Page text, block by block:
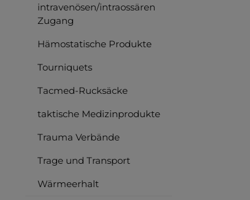
intravenösen/intraossären
Zugang
Hämostatische Produkte
Tourniquets
Tacmed-Rucksäcke
taktische Medizinprodukte
Trauma Verbände
Trage und Transport
Wärmeerhalt